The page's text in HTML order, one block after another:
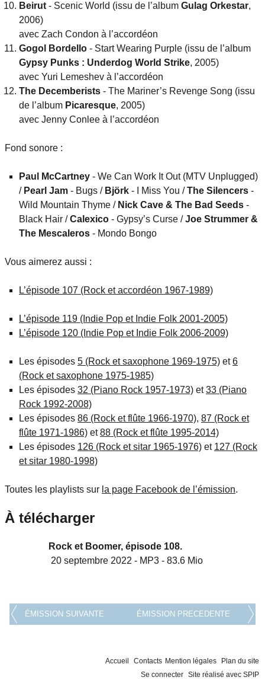
Beirut - Scenic World (issu de l’album Gulag Orkestar,
2006)
avec Zach Condon à l’accordéon
Gogol Bordello - Start Wearing Purple (issu de l’album
Gypsy Punks : Underdog World Strike, 2005)
avec Yuri Lemeshev à l’accordéon
The Decemberists - The Mariner’s Revenge Song (issu
de l’album Picaresque, 2005)
avec Jenny Conlee à l’accordéon
Fond sonore :
Paul McCartney - We Can Work It Out (MTV Unplugged)
/ Pearl Jam - Bugs / Björk - I Miss You /The Silencers -
Wild Mountain Thyme / Nick Cave & The Bad Seeds -
Black Hair /Calexico - Gypsy’s Curse /Joe Strummer &
The Mescaleros - Mondo Bongo
Vous aimerez aussi :
L’épisode 107 (Rock et accordéon 1967-1989)
L’épisode 119 (Indie Pop et Indie Folk 2001-2005)
L’épisode 120 (Indie Pop et Indie Folk 2006-2009)
Les épisodes 5 (Rock et saxophone 1969-1975) et6
(Rock et saxophone 1975-1985)
Les épisodes 32 (Piano Rock 1957-1973) et33 (Piano
Rock 1992-2008)
Les épisodes 86 (Rock et flûte 1966-1970), 87 (Rock et
flûte 1971-1986) et88 (Rock et flûte 1995-2014)
Les épisodes 126 (Rock et sitar 1965-1976) et 127 (Rock
et sitar 1980-1998)
Toutes les playlists sur la page Facebook de l’émission.
À télécharger
Rock et Boomer, épisode 108.
20 septembre 2022 - MP3 - 83.6 Mio
ÉMISSION SUIVANTE ÉMISSION PRECEDENTE
Accueil Contacts Mention légales
Plan du site
Se connecter Site réalisé avec SPIP